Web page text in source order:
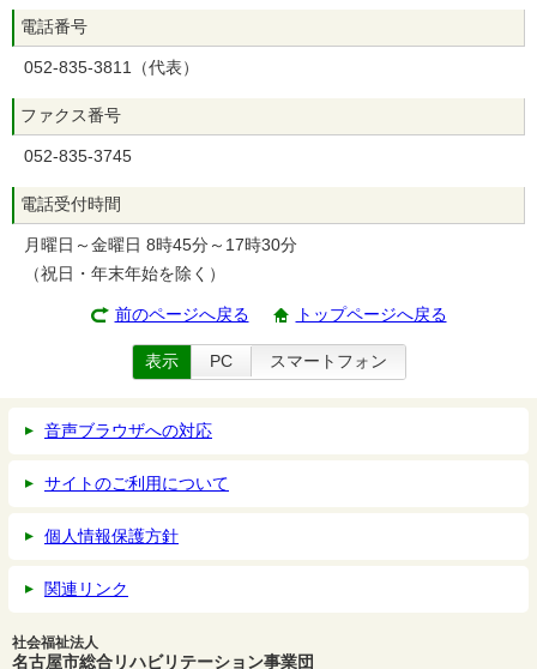
電話番号
052-835-3811（代表）
ファクス番号
052-835-3745
電話受付時間
月曜日～金曜日 8時45分～17時30分
（祝日・年末年始を除く）
前のページへ戻る トップページへ戻る
表示 PC スマートフォン
音声ブラウザへの対応
サイトのご利用について
個人情報保護方針
関連リンク
社会福祉法人
名古屋市総合リハビリテーション事業団